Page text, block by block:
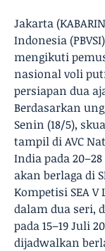
Jakarta
Indonesia
mengikuti
nasional voli
persiapan dua
Berdasarkan
Senin (18/5),
tampil di AVC
India pada
akan berlaga di
Kompetisi SEA
dalam dua seri,
pada 15–19 Juli
dijadwalkan